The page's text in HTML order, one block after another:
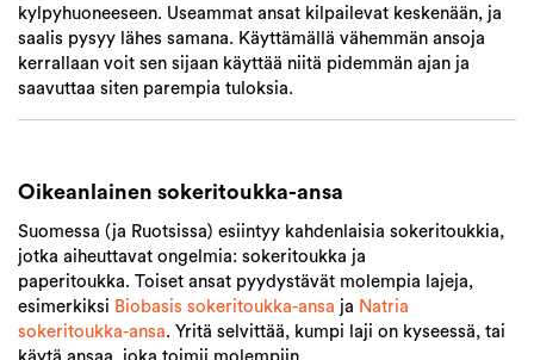
kylpyhuoneeseen. Useammat ansat kilpailevat keskenään, ja
saalis pysyy lähes samana. Käyttämällä vähemmän ansoja
kerrallaan voit sen sijaan käyttää niitä pidemmän ajan ja
saavuttaa siten parempia tuloksia.
Oikeanlainen sokeritoukka-ansa
Suomessa (ja Ruotsissa) esiintyy kahdenlaisia sokeritoukkia,
jotka aiheuttavat ongelmia: sokeritoukka ja
paperitoukka. Toiset ansat pyydystävät molempia lajeja,
esimerkiksi Biobasis sokeritoukka-ansa ja Natria
sokeritoukka-ansa. Yritä selvittää, kumpi laji on kyseessä, tai